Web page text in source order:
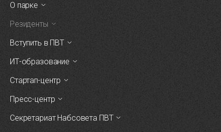
О парке
Резиденты
Вступить в ПВТ
ИТ-образование
Стартап-центр
Пресс-центр
Секретариат Набсовета ПВТ